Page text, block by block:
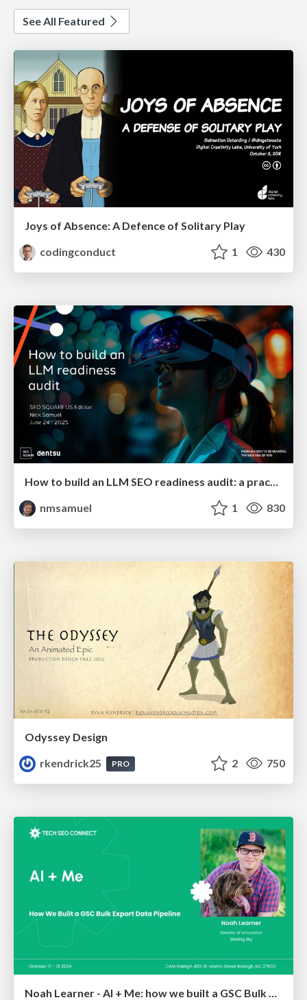
See All Featured
Joys of Absence: A Defence of Solitary Play
codingconduct
1 430
How to build an LLM SEO readiness audit: a practical framework
nmsamuel
1 830
Odyssey Design
rkendrick25
PRO 2 750